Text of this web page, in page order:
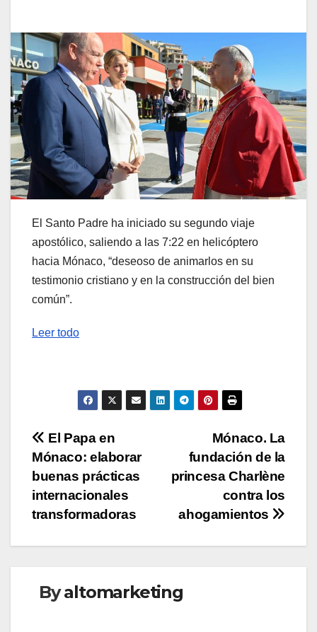
El Santo Padre ha iniciado su segundo viaje
apostólico, saliendo a las 7:22 en helicóptero
hacia Mónaco, “deseoso de animarlos en su
testimonio cristiano y en la construcción del bien
común”.
Leer todo
Navegación
de
entradas
Mónaco. La
fundación de la
princesa Charlène
contra los
ahogamientos
El Papa en
Mónaco: elaborar
buenas prácticas
internacionales
transformadoras
Byaltomarketing